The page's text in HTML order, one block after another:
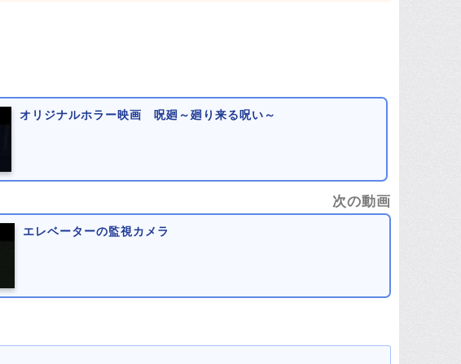
オリジナルホラー映画 呪廻～廻り来る呪い～
次の動画
エレベーターの監視カメラ